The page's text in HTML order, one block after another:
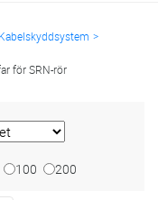
för SRN-rör
100 200